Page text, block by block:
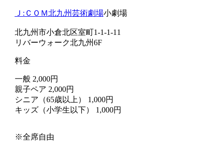
Ｊ:ＣＯＭ北九州芸術劇場小劇場
北九州市小倉北区室町1-1-1-11
リバーウォーク北九州6F
料金
一般 2,000円
親子ペア 2,000円
シニア（65歳以上） 1,000円
キッズ（小学生以下） 1,000円
※全席自由